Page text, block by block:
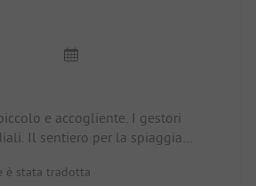
e accogliente. I gestori
Il sentiero per la spiaggia
è stata tradotta